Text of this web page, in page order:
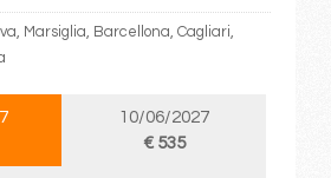
Marsiglia, Barcellona, Cagliari,
10/06/2027
€ 535